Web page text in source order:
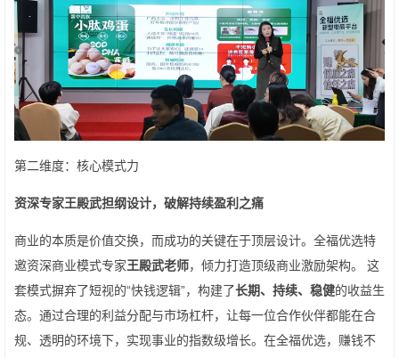
第二维度：核心模式力
资深专家王殿武担纲设计，破解持续盈利之痛
商业的本质是价值交换，而成功的关键在于顶层设计。全福优选特
邀资深商业模式专家王殿武老师，倾力打造顶级商业激励架构。 这
套模式摒弃了短视的“快钱逻辑”，构建了长期、持续、稳健的收益生
态。通过合理的利益分配与市场杠杆，让每一位合作伙伴都能在合
规、透明的环境下，实现事业的指数级增长。在全福优选，赚钱不